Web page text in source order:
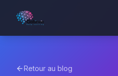
Retour au blog